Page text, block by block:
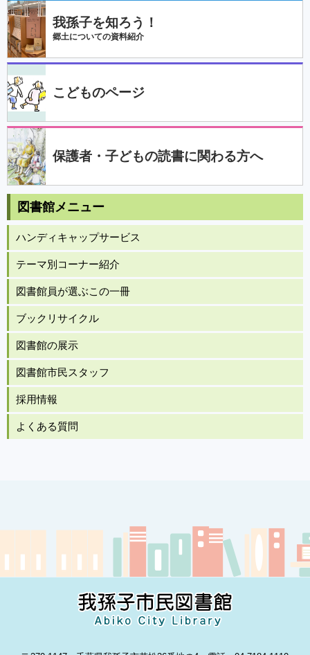
我孫子を知ろう！
郷土についての資料紹介
こどものページ
保護者・子どもの読書に関わる方へ
図書館メニュー
ハンディキャップサービス
テーマ別コーナー紹介
図書館員が選ぶこの一冊
ブックリサイクル
図書館の展示
図書館市民スタッフ
採用情報
よくある質問